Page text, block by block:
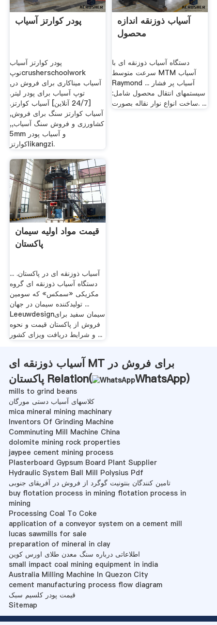
پودر کوارتز آسیاب
پودر کوارتز آسیاب
توپcrusherschoolwork
آسیاب میناکاری برای فروش در,
توپ آسیاب برای پودر لیتر.
[24/7 آنلاین] آسیاب کوارتز.
آسیاب کوارتز سنگ برای فروش,
کشاورزی و فروش سنگ آسیاب,,
5mm و آسیاب پودر
کوارتزlikangzi.
آسیاب ذوزنقه اندازه
محصول
دستگاه آسیاب ذوزنقه ای با
سرعت متوسط MTM آسیاب
Raymond آسیاب پر فشار ...
سیستمهای انتقال محصول شامل:
.ساخت انواع نوار نقاله بصورت ...
قیمت مواد اولیه سیمان
پاکستان
آسیاب ذوزنقه ای در پاکستان. ...
دستگاه آسیاب ذوزنقه ای گروه
مکزیکی «سمکس» که سومین
تولیدکننده سیمان در جهان ...
Leeuwdesignسیمان سفید برای
فروش از پاکستان قیمت و نحوه
و شرایط دریافت ویزای کشور ...
آسیاب ذوزنقه ای MT برای فروش در
پاکستان Relation(
WhatsApp)
mills to grind beans
کلاسهای آسیاب دستی مورگان
mica mineral mining machinary
Inventors Of Grinding Machine
Comminuting Mill Machine China
dolomite mining rock properties
jaypee cement mining process
Plasterboard Gypsum Board Plant Supplier
Hydraulic System Ball Mill Polysius Pdf
تامین کنندگان بنتونیت گوگرد از فروش در آفریقای جنوبی
buy flotation process in mining flotation process in
mining
Processing Coal To Coke
application of a conveyor system on a cement mill
lucas sawmills for sale
preparation of mineral in clay
اطلاعاتی درباره سنگ معدن طلای اورس کوین
small impact coal mining equipment in india
Australia Milling Machine In Quezon City
cement manufacturing process flow diagram
قیمت پودر کلسیم سبک
Sitemap